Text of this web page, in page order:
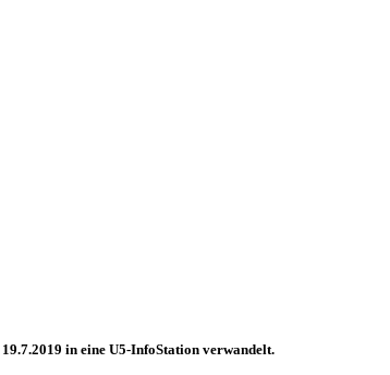
in eine U5-InfoStation verwandelt.